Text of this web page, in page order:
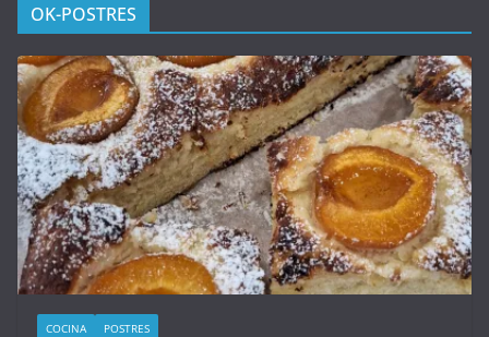
OK-POSTRES
COCINA POSTRES